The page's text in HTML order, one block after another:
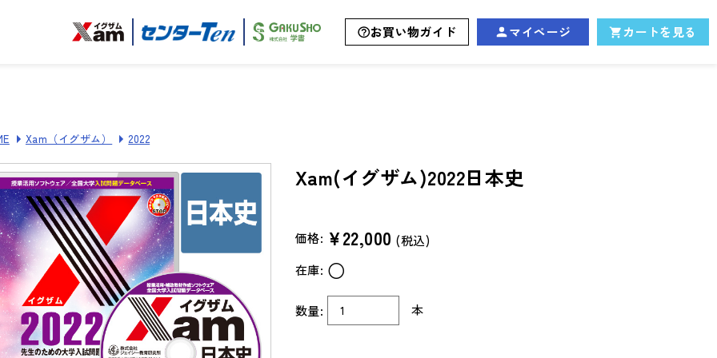
お買い物ガイド マイページ カートを見る
Xam（イグザム） 2022
Xam(イグザム)2022日本史
価格: ¥22,000 (税込)
数量: 本
在庫: ○